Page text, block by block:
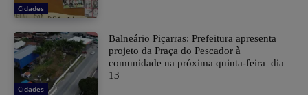
Cidades
Cidades
Balneário Piçarras: Prefeitura apresenta
projeto da Praça do Pescador à
comunidade na próxima quinta-feira dia
13